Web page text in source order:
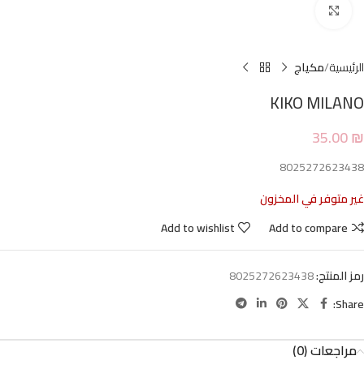
الرئيسية مكياج
KIKO MILANO
35.00₪
8025272623438
غير متوفر في المخزون
Add to compare
Add to wishlist
رمز المنتج:8025272623438
Share:
مراجعات (0)